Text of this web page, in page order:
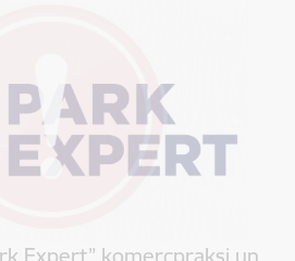
Expert” komercpraksi un